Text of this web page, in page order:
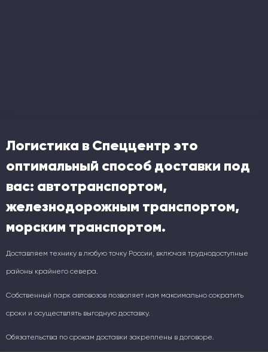
Логистика в Спеццентр это
оптимальный способ доставки под
вас: автотранспортом,
железнодорожным транспортом,
морским транспортом.
Доставляем технику в любую точку России, включая труднодоступные
районы крайнего севера.
Собственный парк автовозов позволяет нам максимально сократить
сроки и осуществлять выгодную доставку.
Обязательства по срокам доставки закреплены в договоре.